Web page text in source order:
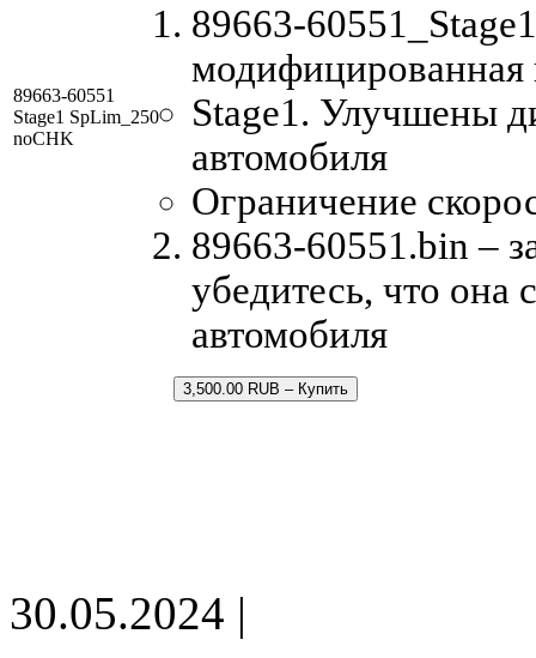
89663-60551
Stage1 SpLim_250
noCHK
89663-
Stage1. Улучшены
автомобиля
Ограничение
89663-60551.bin –
убедитесь, что она
автомобиля
3,500.00 RUB – Купить
30.05.2024 |